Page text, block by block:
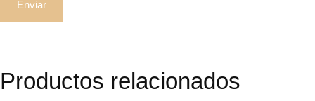
Productos relacionados